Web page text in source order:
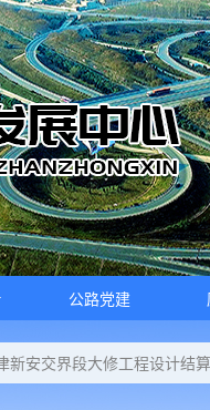
公路党建
新安交界段大修工程设计结